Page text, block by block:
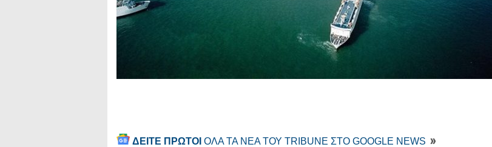
ΔΕΙΤΕ ΠΡΩΤΟΙ ΟΛΑ ΤΑ ΝΕΑ ΤΟΥ TRIBUNE ΣΤΟ GOOGLE NEWS